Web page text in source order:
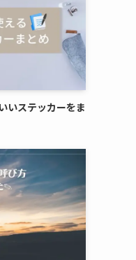
いステッカーをま